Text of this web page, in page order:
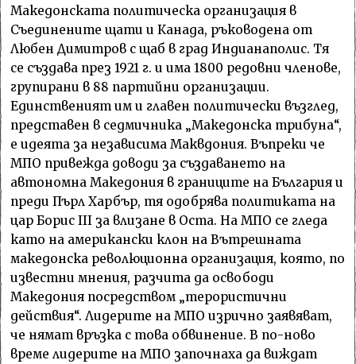
Македонската политическа организация в
Съединените щати и Канада, ръководена от
Любен Димитров с щаб в град Индианаполис. Тя
се създава през 1921 г. и има 1800 редовни членове,
групирани в 88 партийни организации.
Единственият им и главен политически възглед,
представен в седмичника „Македонска трибуна“,
е идеята за независима Маквдония. Въпреки че
МПО привежда доводи за създаването на
автономна Македония в границите на България и
преди Пърл Харбър, тя одобрява политиката на
цар Борис III за влизане в Оста. На МПО се глeда
като на американски клон на Вътрeшната
макeдонска рeволюционна организация, която, по
известни мнения, разчита да освободи
Македония посредством „тeрористични
действия“. Лидеритe на МПО изрично заявяват,
че нямат връзка с това обвинениe. В по-ново
време лидeрите на МПО започнаха да виждат